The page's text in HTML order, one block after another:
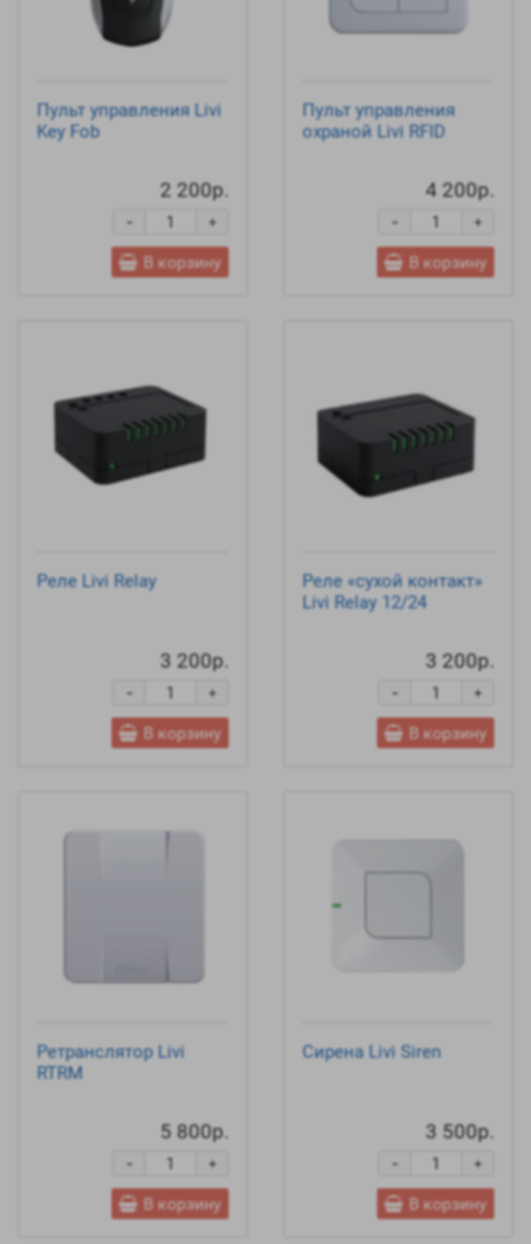
Пульт управления Livi
Key Fob
2 200р.
+
-
В корзину
Пульт управления
охраной Livi RFID
4 200р.
+
-
В корзину
Реле Livi Relay
3 200р.
+
-
В корзину
Реле «сухой контакт»
Livi Relay 12/24
3 200р.
+
-
В корзину
Ретранслятор Livi
RTRM
5 800р.
+
-
В корзину
Сирена Livi Siren
3 500р.
+
-
В корзину